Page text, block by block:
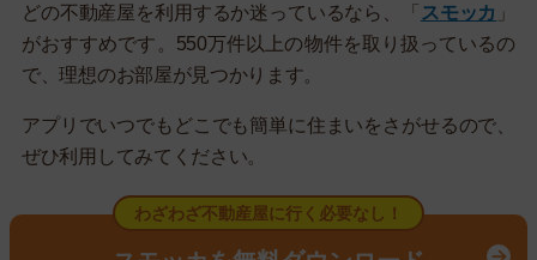
どの不動産屋を利用するか迷っているなら、「 スモッカ 」
がおすすめです。550万件以上の物件を取り扱っているの
で、理想のお部屋が見つかります。
アプリでいつでもどこでも簡単に住まいをさがせるので、
ぜひ利用してみてください。
わざわざ不動産屋に行く必要なし！